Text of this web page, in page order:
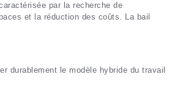
par la recherche de
et la réduction des coûts. La bail